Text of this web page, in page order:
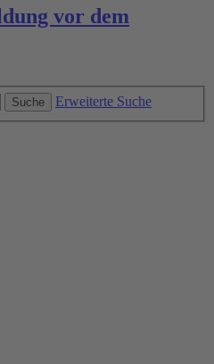
vor dem
Suche
Erweiterte Suche